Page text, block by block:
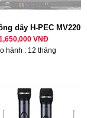
dây H-PEC MV220
VNĐ
hành : 12 tháng